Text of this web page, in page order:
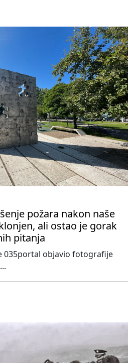
požara nakon naše
ali ostao je gorak
pitanja
035portal objavio fotografije